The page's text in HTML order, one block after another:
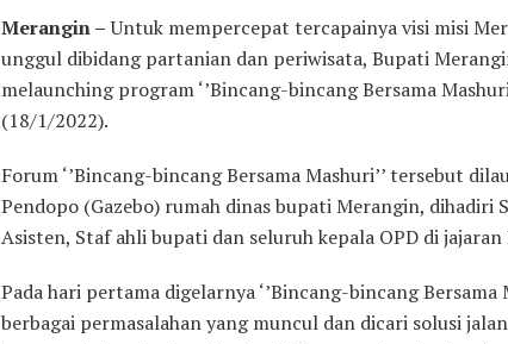
Merangin –Untuk mempercepat tercapainya visi misi
unggul dibidang partanian dan periwisata, Bupati
melaunching program ‘’Bincang-bincang Bersama
(18/1/2022).
Forum ‘’Bincang-bincang Bersama Mashuri’’ tersebut
Pendopo (Gazebo) rumah dinas bupati Merangin, dihadiri
Asisten, Staf ahli bupati dan seluruh kepala OPD di
Pada hari pertama digelarnya ‘’Bincang-bincang Bersama
berbagai permasalahan yang muncul dan dicari solusi